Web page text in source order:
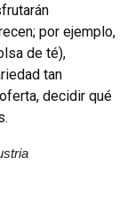
por ejemplo,
de té),
tan
decidir qué